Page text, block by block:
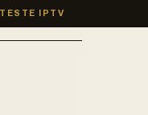
IPTV